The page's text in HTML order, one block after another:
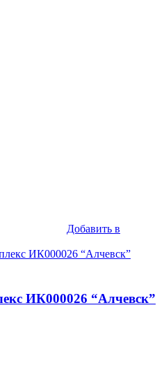
Добавить в
ИК000026 “Алчевск”